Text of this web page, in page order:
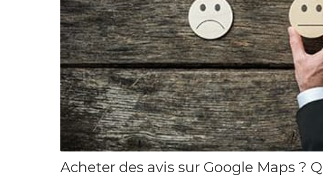
Acheter des avis sur Google Maps ?